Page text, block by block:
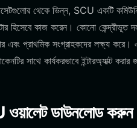
থেকে ভিন্ন, SCU একটি
হিসেবে কাজ করেন। কোনো কেন্দ্রীভূত
এবং প্রাথমিক সংগ্রাহকদের
সাথে কার্যকরভাবে ইন্টারঅ্যাক্ট
ডাউনলোড করুন